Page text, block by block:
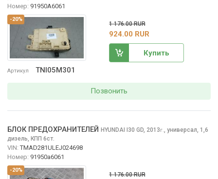
-20%
Артикул TNI05M301
Номер: 91950A6061
1 176.00 RUR
924.00 RUR
Купить
Позвонить
-20%
БЛОК ПРЕДОХРАНИТЕЛЕЙ HYUNDAI I30 GD, 2013г., универсал, 1,6
дизель, КПП 6ст.
VIN: TMAD281ULEJ024698
Номер: 91950a6061
1 176.00 RUR